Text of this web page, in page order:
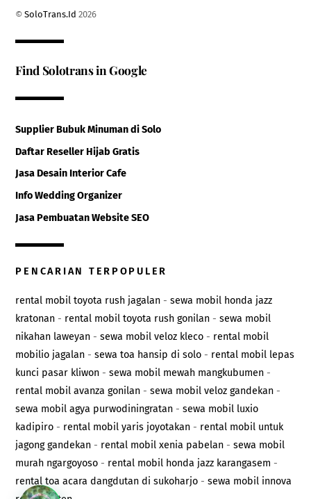
©SoloTrans.Id 2026
Find Solotrans in Google
Supplier Bubuk Minuman di Solo
Daftar Reseller Hijab Gratis
Jasa Desain Interior Cafe
Info Wedding Organizer
Jasa Pembuatan Website SEO
PENCARIAN TERPOPULER
rental mobil toyota rush jagalan -sewa mobil honda jazz
kratonan - rental mobil toyota rush gonilan -sewa mobil
nikahan laweyan -sewa mobil veloz kleco - rental mobil
mobilio jagalan -sewa toa hansip di solo - rental mobil lepas
kunci pasar kliwon -sewa mobil mewah mangkubumen -
rental mobil avanza gonilan -sewa mobil veloz gandekan -
sewa mobil agya purwodiningratan -sewa mobil luxio
kadipiro - rental mobil yaris joyotakan - rental mobil untuk
jagong gandekan - rental mobil xenia pabelan -sewa mobil
murah ngargoyoso - rental mobil honda jazz karangasem -
rental toa acara dangdutan di sukoharjo -sewa mobil innova